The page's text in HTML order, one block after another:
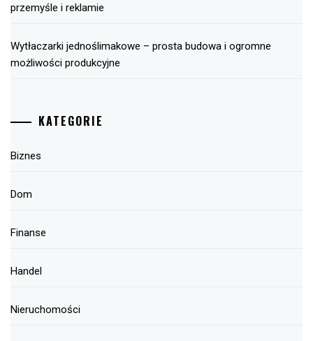
przemyśle i reklamie
Wytłaczarki jednoślimakowe – prosta budowa i ogromne
możliwości produkcyjne
KATEGORIE
Biznes
Dom
Finanse
Handel
Nieruchomości